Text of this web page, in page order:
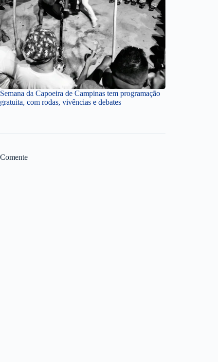
Semana da Capoeira de Campinas tem programação
gratuita, com rodas, vivências e debates
Comente